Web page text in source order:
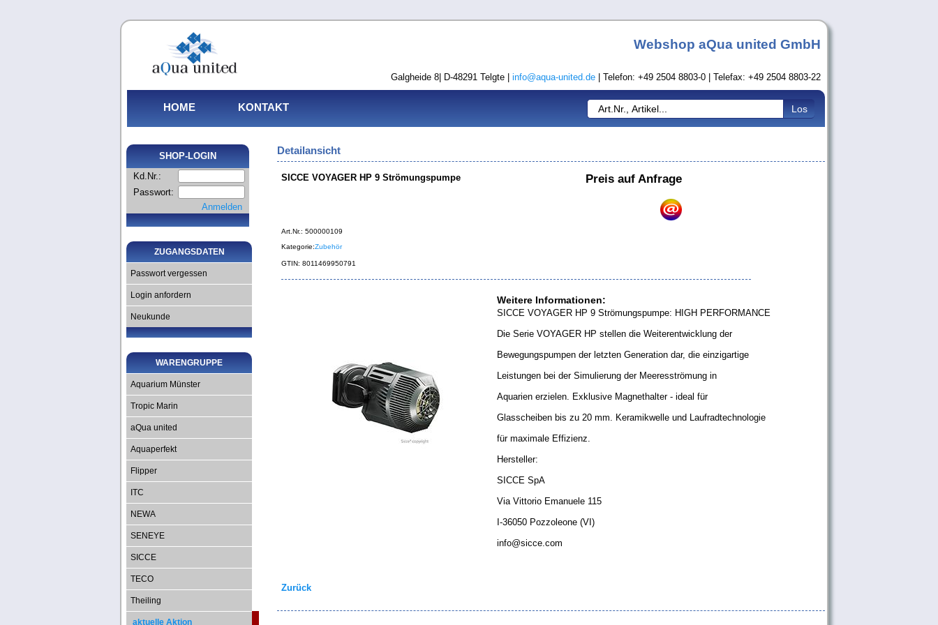
Webshop aQua united GmbH
Galgheide 8| D-48291 Telgte | info@aqua-united.de | Telefon: +49 2504 8803-0 | Telefax: +49 2504 8803-22
HOME KONTAKT
SHOP-LOGIN
Kd.Nr.:
Passwort:
Anmelden
ZUGANGSDATEN
Passwort vergessen
Login anfordern
Neukunde
WARENGRUPPE
Aquarium Münster
Tropic Marin
aQua united
Aquaperfekt
Flipper
ITC
NEWA
SENEYE
SICCE
TECO
Theiling
aktuelle Aktion
Detailansicht
SICCE VOYAGER HP 9 Strömungspumpe Preis auf Anfrage
Art.Nr.: 500000109
Kategorie:Zubehör
GTIN: 8011469950791
Weitere Informationen:
SICCE VOYAGER HP 9 Strömungspumpe: HIGH PERFORMANCE
Die Serie VOYAGER HP stellen die Weiterentwicklung der
Bewegungspumpen der letzten Generation dar, die einzigartige
Leistungen bei der Simulierung der Meeresströmung in
Aquarien erzielen. Exklusive Magnethalter - ideal für
Glasscheiben bis zu 20 mm. Keramikwelle und Laufradtechnologie
für maximale Effizienz.
Hersteller:
SICCE SpA
Via Vittorio Emanuele 115
I-36050 Pozzoleone (VI)
info@sicce.com
Zurück